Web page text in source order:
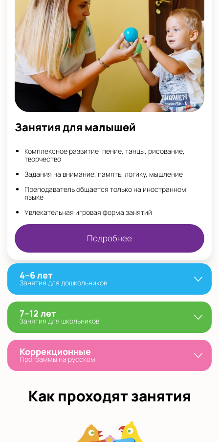
Занятия для малышей
Комплексное развитие: пение, танцы, рисование,
творчество
Задания на внимание, память, логику, мышление
Преподаватель общается только на иностранном
языке
Увлекательная игровая форма занятий
Подробнее
4–6 лет
Занятия для дошкольников
7–12 лет
Занятия для школьников
Коррекционные
Программы на русском
Как проходят занятия